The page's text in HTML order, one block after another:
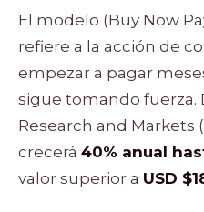
El modelo (Buy Now
refiere a la acción de
empezar a pagar
sigue tomando fuerza.
Research and Markets
crecerá 40% anual
valor superior a USD